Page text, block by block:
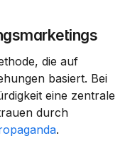
basiert. Bei
eine zentrale
durch
.